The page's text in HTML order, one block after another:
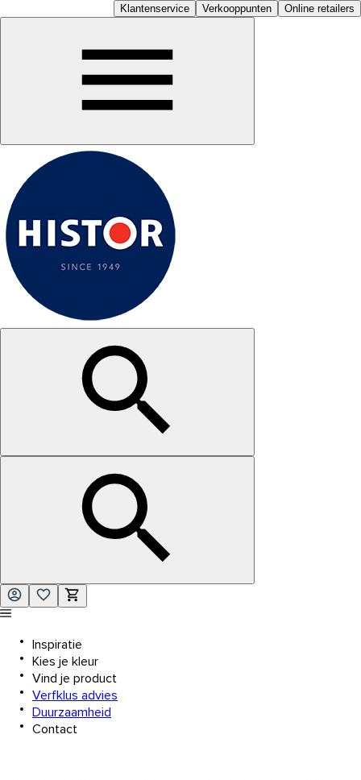
Klantenservice Verkooppunten Online retailers
Inspiratie
Kies je kleur
Vind je product
Verfklus advies
Duurzaamheid
Contact